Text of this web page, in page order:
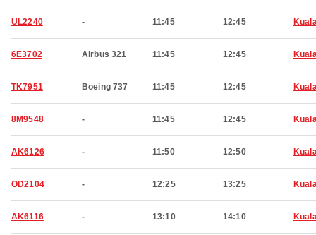
UL2240 - 11:45 12:45
6E3702 Airbus 321 11:45 12:45
TK7951 Boeing 737 11:45 12:45
8M9548 - 11:45 12:45
AK6126 - 11:50 12:50
OD2104 - 12:25 13:25
AK6116 - 13:10 14:10